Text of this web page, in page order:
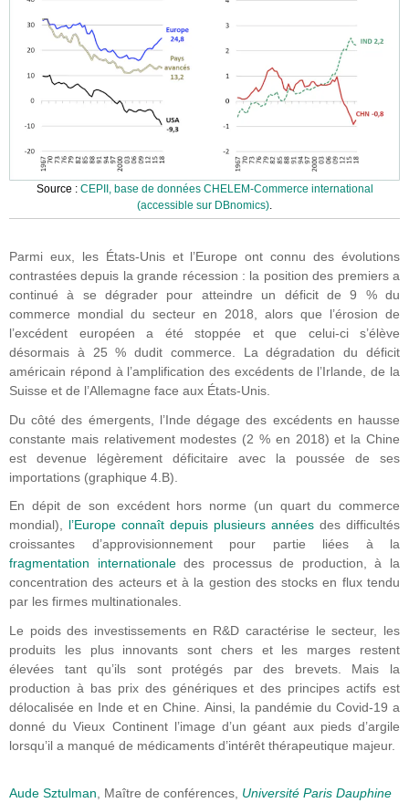
Source : CEPII, base de données CHELEM-Commerce international
(accessible sur DBnomics)
Parmi eux, les États-Unis et l’Europe ont connu des évolutions
contrastées depuis la grande récession : la position des premiers a
continué à se dégrader pour atteindre un déficit de 9 % du
commerce mondial du secteur en 2018, alors que l’érosion de
l’excédent européen a été stoppée et que celui-ci s’élève
désormais à 25 % dudit commerce. La dégradation du déficit
américain répond à l’amplification des excédents de l’Irlande, de la
Suisse et de l’Allemagne face aux États-Unis.
Du côté des émergents, l’Inde dégage des excédents en hausse
constante mais relativement modestes (2 % en 2018) et la Chine
est devenue légèrement déficitaire avec la poussée de ses
importations (graphique 4.B).
En dépit de son excédent hors norme (un quart du commerce
mondial), l’Europe connaît depuis plusieurs années des difficultés
croissantes d’approvisionnement pour partie liées à la
fragmentation internationaledes processus de production, à la
concentration des acteurs et à la gestion des stocks en flux tendu
par les firmes multinationales.
Le poids des investissements en R&D caractérise le secteur, les
produits les plus innovants sont chers et les marges restent
élevées tant qu’ils sont protégés par des brevets. Mais la
production à bas prix des génériques et des principes actifs est
délocalisée en Inde et en Chine. Ainsi, la pandémie du Covid-19 a
donné du Vieux Continent l’image d’un géant aux pieds d’argile
lorsqu’il a manqué de médicaments d’intérêt thérapeutique majeur.
Aude Sztulman, Maître de conférences, Université Paris Dauphine